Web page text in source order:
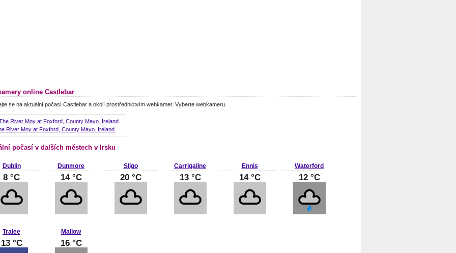
online Castlebar
se na aktuální počasí Castlebar a okolí prostřednictvím webkamer. Vyberte webkameru.
River Moy at Foxford, County Mayo. Ireland.
počasí v dalších městech v Irsku
Dublin
8 °C
Dunmore
14 °C
Sligo
20 °C
Carrigaline
13 °C
Ennis
14 °C
Waterford
12 °C
Tralee
13 °C
Mallow
16 °C